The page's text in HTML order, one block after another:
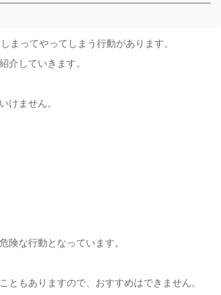
ってやってしまう行動があります。
介していきます。
けません。
険な行動となっています。
ともありますので、おすすめはできません。